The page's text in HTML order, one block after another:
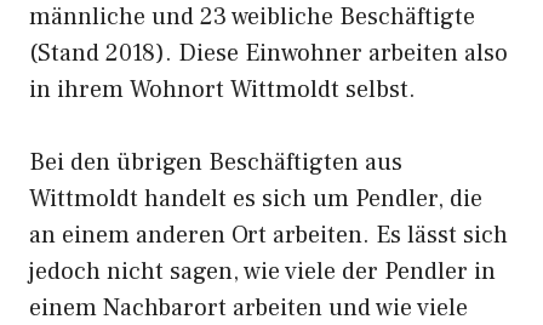
männliche und 23 weibliche Beschäftigte
(Stand 2018). Diese Einwohner arbeiten also
in ihrem Wohnort Wittmoldt selbst.
Bei den übrigen Beschäftigten aus
Wittmoldt handelt es sich um Pendler, die
an einem anderen Ort arbeiten. Es lässt sich
jedoch nicht sagen, wie viele der Pendler in
einem Nachbarort arbeiten und wie viele